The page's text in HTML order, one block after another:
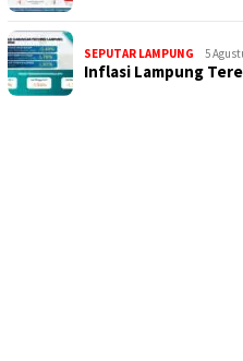
SEPUTAR LAMPUNG 5
Inflasi Lampung